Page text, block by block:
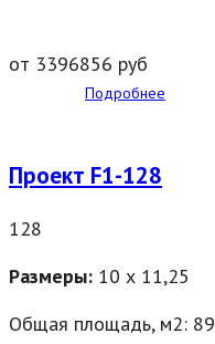
от 3396856 руб
Подробнее
Проект F1-128
128
Размеры: 10 х 11,25
Общая площадь, м2: 89